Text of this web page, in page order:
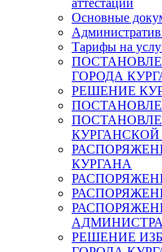
аттестации
Основные
Тарифы на
ГОРОДА
РЕШЕНИЕ
КУРГАНА
РЕШЕНИЕ